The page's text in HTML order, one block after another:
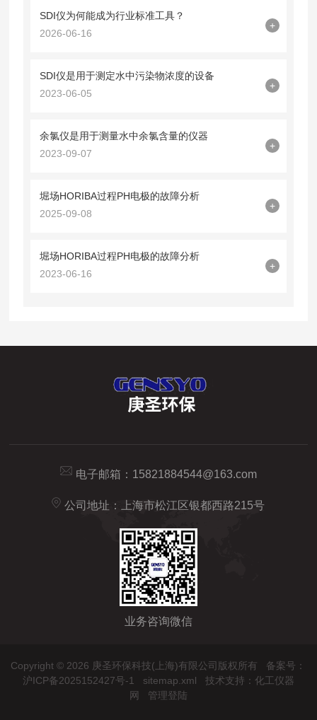
SDI仪为何能成为行业标准工具？
2026-06-16
+
SDI仪是用于测定水中污染物浓度的设备
2023-06-05
+
余氯仪是用于测量水中余氯含量的仪器
2023-09-07
+
堀场HORIBA过程PH电极的故障分析
2025-09-08
+
堀场HORIBA过程PH电极的故障分析
2023-06-16
+
电子邮箱： 15821884544@163.com
公司地址：上海市松江区银都西路215号
业务咨询微信
Copyright © 2026 庚圣环保科技(上海)有限公司版权所有 备案号：
沪ICP备2025152427号-1
sitemap.xml 技术支持： 化工仪器
网
管理登陆